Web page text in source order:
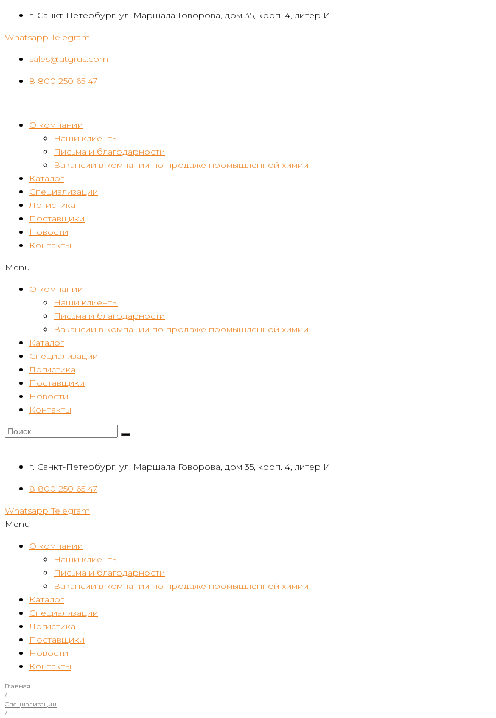
Перейти
контенту
г. Санкт-Петербург, ул. Маршала Говорова, дом 35, корп. 4, литер И
Whatsapp Telegram
sales@utgrus.com
8 800 250 65 47
О компании
Наши клиенты
Письма и благодарности
Вакансии в компании по продаже промышленной химии
Каталог
Специализации
Логистика
Поставщики
Новости
Контакты
Menu
О компании
Наши клиенты
Письма и благодарности
Вакансии в компании по продаже промышленной химии
Каталог
Специализации
Логистика
Поставщики
Новости
Контакты
г. Санкт-Петербург, ул. Маршала Говорова, дом 35, корп. 4, литер И
8 800 250 65 47
Whatsapp Telegram
Menu
О компании
Наши клиенты
Письма и благодарности
Вакансии в компании по продаже промышленной химии
Каталог
Специализации
Логистика
Поставщики
Новости
Контакты
Главная
/
Специализации
/